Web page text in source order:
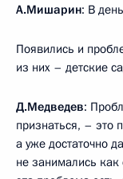
А.Мишарин: В
Появились и
из них – детские
Д.Медведев:
признаться, – это
а уже достаточно
не занимались как